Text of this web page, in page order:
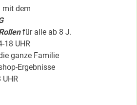
mit dem
für alle ab 8 J.
18 UHR
ganze Familie
Ergebnisse
UHR